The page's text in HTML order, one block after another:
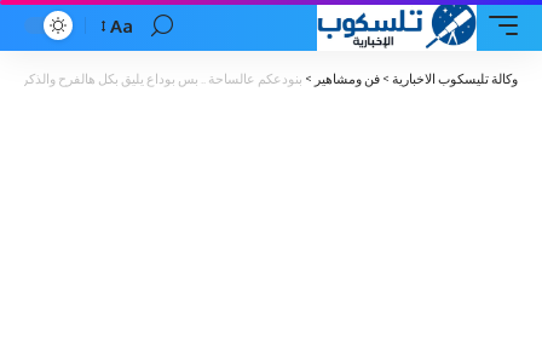
Font
Resizer
Aa
وكالة تليسكوب الاخبارية > فن ومشاهير > بنودعكم عالساحة .. بس بوداع يليق بكل هالفرح والذكريات!